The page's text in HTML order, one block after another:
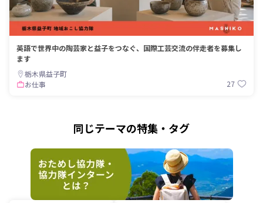
英語で世界中の陶芸家と益子をつなぐ、国際工芸交流の伴走者を募集し
ます
栃木県益子町
お仕事
27
同じテーマの特集・タグ